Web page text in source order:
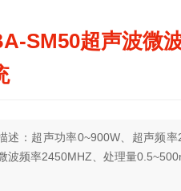
SM50超声波微
述：超声功率0~900W、超声频率
波频率2450MHZ、处理量